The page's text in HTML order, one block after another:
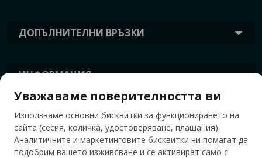
ДОПЪЛНИТЕЛНИ ВРЪЗКИ
ИНФОРМАЦИЯ
ТАГОВЕ
Уважаваме поверителността ви
Използваме основни бисквитки за функционирането на
сайта (сесия, количка, удостоверяване, плащания).
Аналитичните и маркетинговите бисквитки ни помагат да
подобрим вашето изживяване и се активират само с